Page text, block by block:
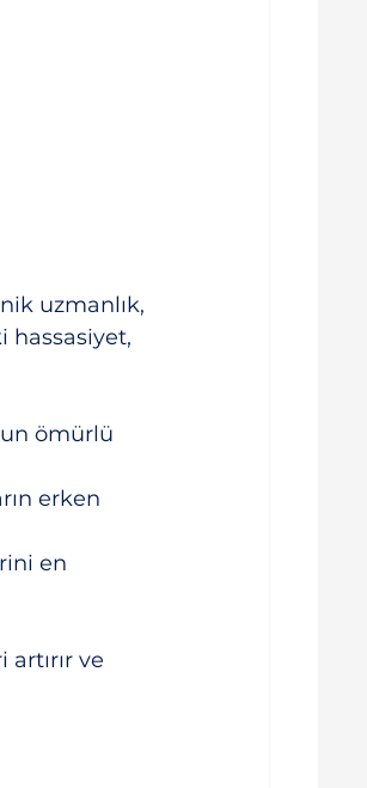
uzmanlık,
hassasiyet,
ömürlü
erken
en
ve